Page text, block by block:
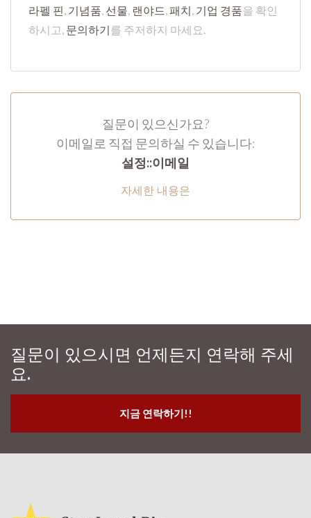
라펠 핀, 기념품, 선물, 랜야드,패치, 기업 경품을 확인
하시고, 문의하기를 주저하지 마세요.
질문이 있으신가요?
이메일로 직접 문의하실 수 있습니다:
설정::이메일
자세한 내용은
질문이 있으시면 언제든지 연락해 주세
요.
지금 연락하기!!